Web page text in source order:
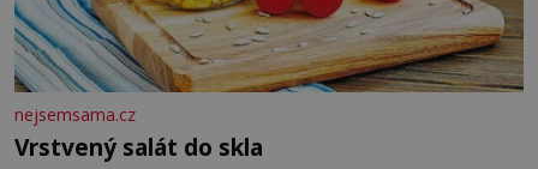
nejsemsama.cz
Vrstvený salát do skla